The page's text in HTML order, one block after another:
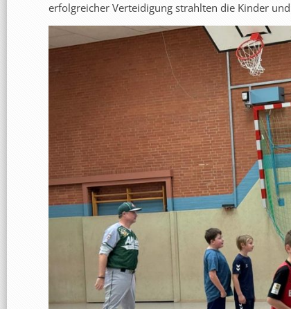
erfolgreicher Verteidigung strahlten die Kinder